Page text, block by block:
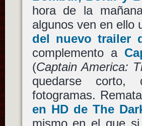
hora de la
algunos ven en ello
del nuevo trailer
complemento a
(Captain America:
quedarse corto,
fotogramas.
en HD de The
mismo en el que